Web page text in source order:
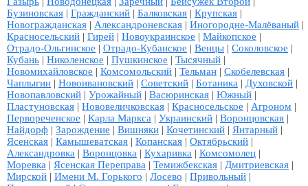
Бузиновская | Гражданский | Балковская | Крупская |
Новогражданская | Александроневская | Иногородне-Малёваный |
Красносельский | Гирей | Новоукраинское | Майкопское |
Отрадо-Ольгинское | Отрадо-Кубанское | Венцы | Соколовское |
Кубань | Николенское | Пушкинское | Тысячный |
Новомихайловское | Комсомольский | Тельман | Скобелевская |
Чаплыгин | Новоивановский | Советский | Ботаника | Духовской |
Новопавловский | Урожайный | Васюринская | Южный |
Пластуновская | Нововеличковская | Красносельское | Агроном |
Первореченское | Карла Маркса | Украинский | Воронцовская |
Найдорф | Зарождение | Вишняки | Кочетинский | Янтарный |
Ясенская | Камышеватская | Копанская | Октябрьский |
Александровка | Воронцовка | Кухаривка | Комсомолец |
Моревка | Ясенская Переправа | Темижбекская | Дмитриевская |
Мирской | Имени М. Горького | Лосево | Привольный |